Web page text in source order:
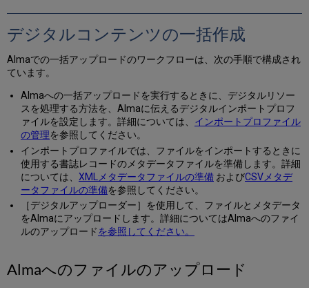
の
ァ
イ
の
ア
ッ
プ
ロ
ー
ド
XML
メ
タ
デ
フ
デジタルコンテンツの一括作成
Almaでの一括アップロードのワークフローは、次の手順で構成され
ています。
Almaへの一括アップロードを実行するときに、デジタルリソー
スを処理する方法を、Almaに伝えるデジタルインポートプロフ
ァイルを設定します。詳細については、 インポートプロファイル
の管理を参照してください。
インポートプロファイルでは、ファイルをインポートするときに
使用する書誌レコードのメタデータファイルを準備します。詳細
については、 XMLメタデータファイルの準備およびCSVメタデ
ータファイルの準備を参照してください。
［デジタルアップローダー］を使用して、ファイルとメタデータ
をAlmaにアップロードします。詳細についてはAlmaへのファイ
ルのアップロード を参照してください。
Almaへのファイルのアップロード